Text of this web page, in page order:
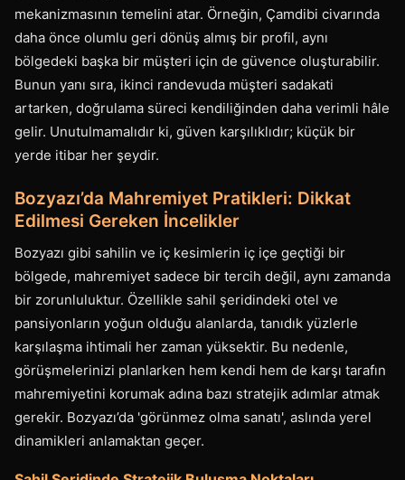
mekanizmasının temelini atar. Örneğin, Çamdibi civarında
daha önce olumlu geri dönüş almış bir profil, aynı
bölgedeki başka bir müşteri için de güvence oluşturabilir.
Bunun yanı sıra, ikinci randevuda müşteri sadakati
artarken, doğrulama süreci kendiliğinden daha verimli hâle
gelir. Unutulmamalıdır ki, güven karşılıklıdır; küçük bir
yerde itibar her şeydir.
Bozyazı’da Mahremiyet Pratikleri: Dikkat
Edilmesi Gereken İncelikler
Bozyazı gibi sahilin ve iç kesimlerin iç içe geçtiği bir
bölgede, mahremiyet sadece bir tercih değil, aynı zamanda
bir zorunluluktur. Özellikle sahil şeridindeki otel ve
pansiyonların yoğun olduğu alanlarda, tanıdık yüzlerle
karşılaşma ihtimali her zaman yüksektir. Bu nedenle,
görüşmelerinizi planlarken hem kendi hem de karşı tarafın
mahremiyetini korumak adına bazı stratejik adımlar atmak
gerekir. Bozyazı’da 'görünmez olma sanatı', aslında yerel
dinamikleri anlamaktan geçer.